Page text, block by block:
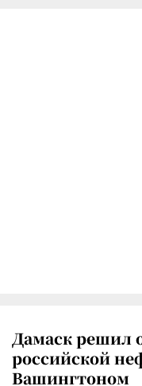
Дамаск решил
российской
Вашингтоном